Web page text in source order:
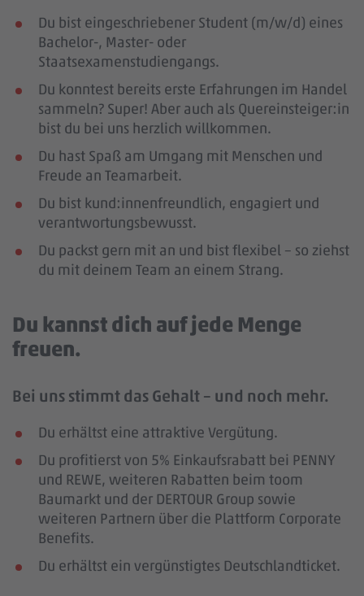
Du bist eingeschriebener Student (m/w/d) eines
Bachelor-, Master- oder
Staatsexamenstudiengangs.
Du konntest bereits erste Erfahrungen im Handel
sammeln? Super! Aber auch als Quereinsteiger:in
bist du bei uns herzlich willkommen.
Du hast Spaß am Umgang mit Menschen und
Freude an Teamarbeit.
Du bist kund:innenfreundlich, engagiert und
verantwortungsbewusst.
Du packst gern mit an und bist flexibel – so ziehst
du mit deinem Team an einem Strang.
Du kannst dich auf jede Menge
freuen.
Bei uns stimmt das Gehalt – und noch mehr.
Du erhältst eine attraktive Vergütung.
Du profitierst von 5% Einkaufsrabatt bei PENNY
und REWE, weiteren Rabatten beim toom
Baumarkt und der DERTOUR Group sowie
weiteren Partnern über die Plattform Corporate
Benefits.
Du erhältst ein vergünstigtes Deutschlandticket.